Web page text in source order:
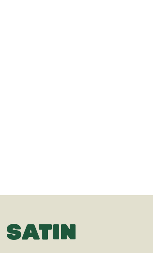
SATIN